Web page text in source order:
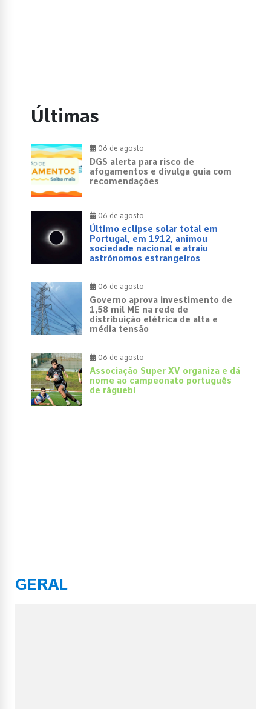
Últimas
06 de agosto
DGS alerta para risco de
afogamentos e divulga guia com
recomendações
06 de agosto
Último eclipse solar total em
Portugal, em 1912, animou
sociedade nacional e atraiu
astrónomos estrangeiros
06 de agosto
Governo aprova investimento de
1,58 mil ME na rede de
distribuição elétrica de alta e
média tensão
06 de agosto
Associação Super XV organiza e dá
nome ao campeonato português
de râguebi
GERAL